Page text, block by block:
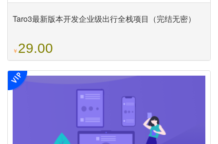
Taro3最新版本开发企业级出行全栈项目（完结无密）
￥29.00